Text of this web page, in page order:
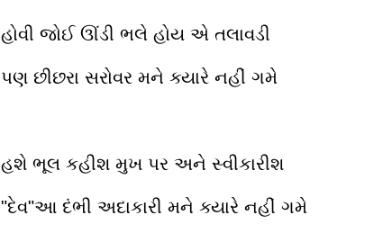
હોવી જોઈ ઊંડી ભલે હોય એ તલાવડી
પણ છીછરા સરોવર મને ક્યારે નહીં ગમે
હશે ભૂલ કહીશ મુખ પર અને સ્વીકારીશ
"દેવ"આ દંભી અદાકારી મને ક્યારે નહીં ગમે